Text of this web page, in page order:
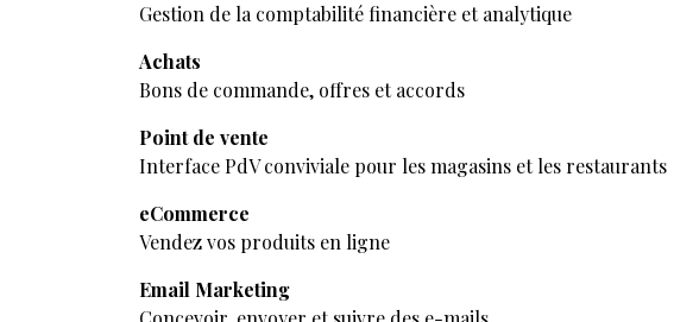
Gestion de la comptabilité financière et analytique
Achats
Bons de commande, offres et accords
Point de vente
Interface PdV conviviale pour les magasins et les restaurants
eCommerce
Vendez vos produits en ligne
Email Marketing